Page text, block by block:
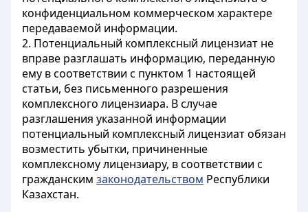
конфиденциальном коммерческом характере
передаваемой информации.
2. Потенциальный комплексный лицензиат не
вправе разглашать информацию, переданную
ему в соответствии с пунктом 1 настоящей
статьи, без письменного разрешения
комплексного лицензиара. В случае
разглашения указанной информации
потенциальный комплексный лицензиат обязан
возместить убытки, причиненные
комплексному лицензиару, в соответствии с
гражданским законодательством Республики
Казахстан.